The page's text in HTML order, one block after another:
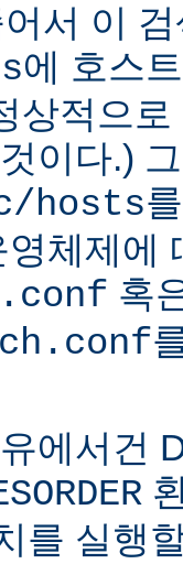
서 이
에 호스
상적으
이다.)
hosts
체제에
혹
에서건
를 실행